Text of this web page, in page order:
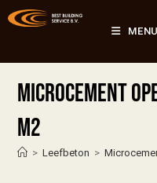
MENU
Microcement
m2
> Leefbeton >